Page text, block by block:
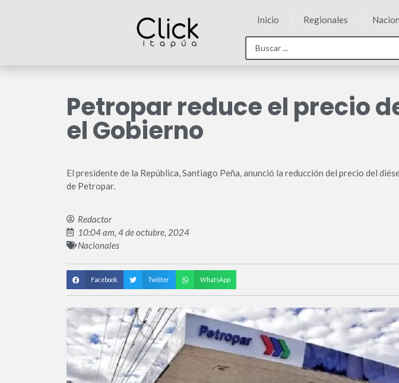
Inicio Regionales
Petropar reduce el precio
el Gobierno
El presidente de la República, Santiago Peña, anunció la reducción del precio del
de Petropar.
Redactor
10:04 am, 4 de octubre, 2024
Nacionales
Facebook Twitter WhatsApp